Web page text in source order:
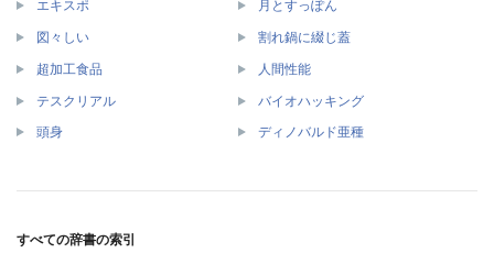
エキスポ 月とすっぽん
図々しい 割れ鍋に綴じ蓋
超加工食品 人間性能
テスクリアル バイオハッキング
頭身 ディノバルド亜種
すべての辞書の索引